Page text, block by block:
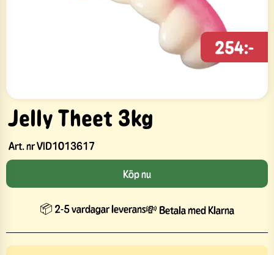
Jelly Theet 3kg
Art. nrVID1013617
254:-
Köp nu
📦 2-5 vardagar leverans💸 Betala med Klarna